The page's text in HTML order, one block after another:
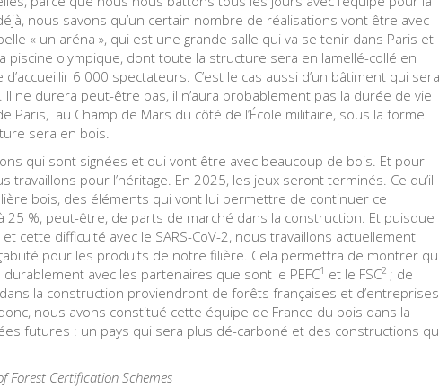
nous savons qu’un certain nombre de réalisations vont être avec
« un aréna », qui est une grande salle qui va se tenir dans Paris et
piscine olympique, dont toute la structure sera en lamellé-collé en
6 000 spectateurs. C’est le cas aussi d’un bâtiment qui sera
Il ne durera peut-être pas, il n’aura probablement pas la durée de vie
Paris, au Champ de Mars du côté de l’École militaire, sous la forme
sera en bois.
qui sont signées et qui vont être avec beaucoup de bois. Et pour
travaillons pour l’héritage. En 2025, les jeux seront terminés. Ce qu’il
bois, des éléments qui vont lui permettre de continuer ce
25 %, peut-être, de parts de marché dans la construction. Et puisque
cette difficulté avec le SARS-CoV-2, nous travaillons actuellement
pour les produits de notre filière. Cela permettra de montrer
avec les partenaires que sont le PEFC1 et le FSC2 ; de
la construction proviendront de forêts françaises et d’entreprises
nous avons constitué cette équipe de France du bois dans la
futures : un pays qui sera plus dé-carboné et des constructions
Forest Certification Schemes